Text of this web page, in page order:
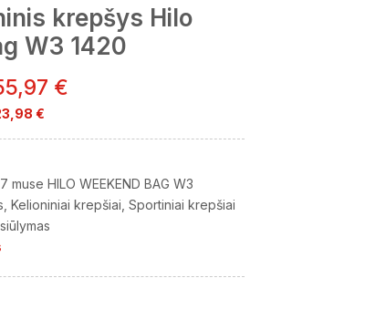
krepšys Hilo
W3 1420
€
€
muse HILO WEEKEND BAG W3
Kelioniniai krepšiai Sportiniai krepšiai